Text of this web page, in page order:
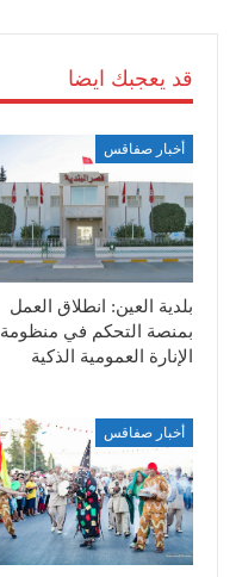
قد يعجبك ايضا
أخبار صفاقس
بلدية العين: انطلاق العمل
بمنصة التحكم في منظومة
الإنارة العمومية الذكية
أخبار صفاقس